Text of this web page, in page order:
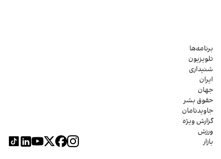
برنامه‌ها
تلویزیون
شنیداری
ایران
جهان
حقوق بشر
جاویدنامان
گزارش ویژه
ورزش
بازار